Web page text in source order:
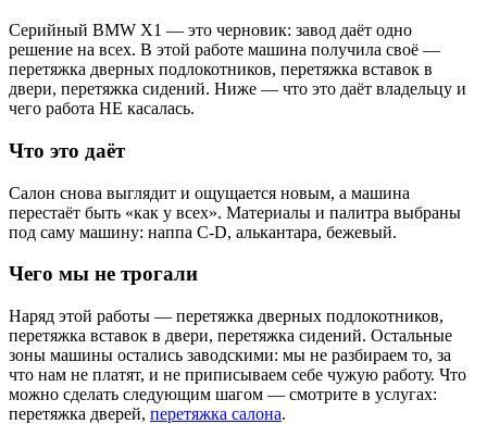
Серийный BMW X1 — это черновик: завод даёт одно
решение на всех. В этой работе машина получила своё —
перетяжка дверных подлокотников, перетяжка вставок в
двери, перетяжка сидений. Ниже — что это даёт владельцу и
чего работа НЕ касалась.
Что это даёт
Салон снова выглядит и ощущается новым, а машина
перестаёт быть «как у всех». Материалы и палитра выбраны
под саму машину: наппа C-D, алькантара, бежевый.
Чего мы не трогали
Наряд этой работы — перетяжка дверных подлокотников,
перетяжка вставок в двери, перетяжка сидений. Остальные
зоны машины остались заводскими: мы не разбираем то, за
что нам не платят, и не приписываем себе чужую работу. Что
можно сделать следующим шагом — смотрите в услугах:
перетяжка дверей, перетяжка салона.